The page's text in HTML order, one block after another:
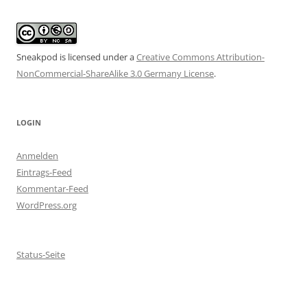
Sneakpod is licensed under aCreative Commons Attribution-
NonCommercial-ShareAlike 3.0 Germany License.
LOGIN
Anmelden
Eintrags-Feed
Kommentar-Feed
WordPress.org
Status-Seite